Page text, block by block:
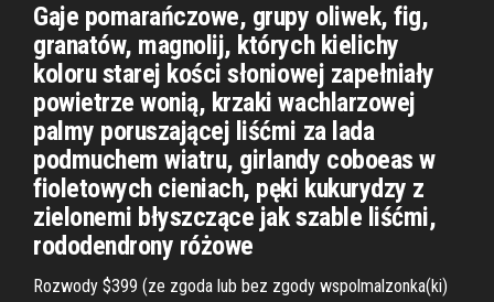
Gaje pomarańczowe, grupy oliwek, fig,
granatów, magnolij, których kielichy
koloru starej kości słoniowej zapełniały
powietrze wonią, krzaki wachlarzowej
palmy poruszającej liśćmi za lada
podmuchem wiatru, girlandy coboeas w
fioletowych cieniach, pęki kukurydzy z
zielonemi błyszczące jak szable liśćmi,
rododendrony różowe
Rozwody $399 (ze zgoda lub bez zgody wspolmalzonka(ki)